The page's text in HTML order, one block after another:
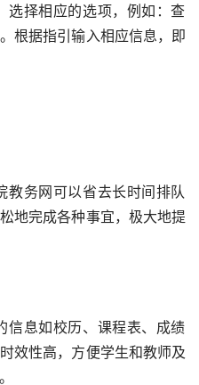
根据指引输入相应信息，即
地完成各种事宜，极大地提
效性高，方便学生和教师及